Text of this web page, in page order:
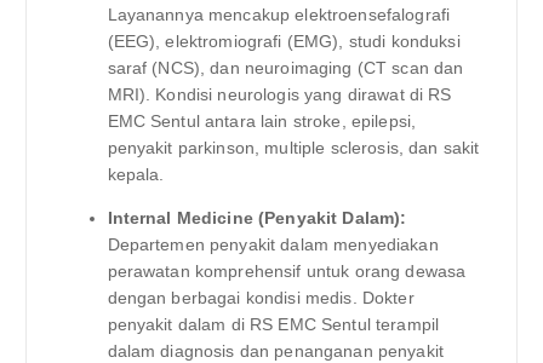
Layanannya mencakup elektroensefalografi
(EEG), elektromiografi (EMG), studi konduksi
saraf (NCS), dan neuroimaging (CT scan dan
MRI). Kondisi neurologis yang dirawat di RS
EMC Sentul antara lain stroke, epilepsi,
penyakit parkinson, multiple sclerosis, dan sakit
kepala.
Internal Medicine (Penyakit Dalam):
Departemen penyakit dalam menyediakan
perawatan komprehensif untuk orang dewasa
dengan berbagai kondisi medis. Dokter
penyakit dalam di RS EMC Sentul terampil
dalam diagnosis dan penanganan penyakit